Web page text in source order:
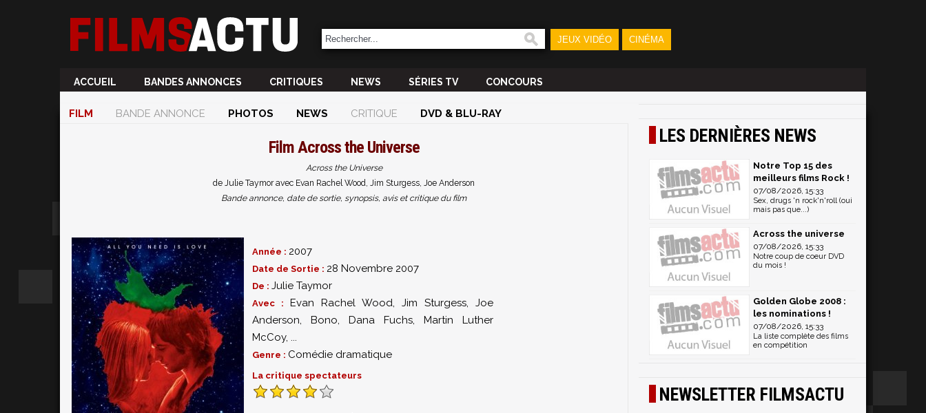
JEUX VIDÉO CINÉMA
ACCUEIL BANDES ANNONCES CRITIQUES NEWS SÉRIES TV CONCOURS
FILM BANDE ANNONCE PHOTOS NEWS CRITIQUE DVD & BLU-RAY
FilmAcross the Universe
Across the Universe
de Julie Taymor avec Evan Rachel Wood, Jim Sturgess, Joe Anderson
Bande annonce, date de sortie, synopsis, avis et critique du film
Année : 2007
Date de Sortie : 28 Novembre 2007
De : Julie Taymor
Avec : Evan Rachel Wood, Jim Sturgess, Joe
Anderson, Bono, Dana Fuchs, Martin Luther
McCoy, ...
Genre : Comédie dramatique
La critique spectateurs
LES DERNIÈRES NEWS
Notre Top 15 des
meilleurs films Rock !
07/08/2026, 15:33
Sex, drugs 'n rock'n'roll (oui
mais pas que...)
Across the universe
07/08/2026, 15:33
Notre coup de coeur DVD
du mois !
Golden Globe 2008 :
les nominations !
07/08/2026, 15:33
La liste complète des films
en compétition
NEWSLETTER FILMSACTU